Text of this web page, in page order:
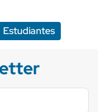
Estudiantes